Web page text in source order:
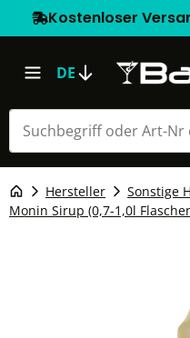
Kostenloser
DE
Hersteller Sonstige
Monin Sirup (0,7-1,0l